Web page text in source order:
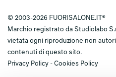
© 2003-2026 FUORISALONE.IT®
Marchio registrato da Studiolabo
vietata ogni riproduzione non
contenuti di questo sito.
Privacy Policy - Cookies Policy